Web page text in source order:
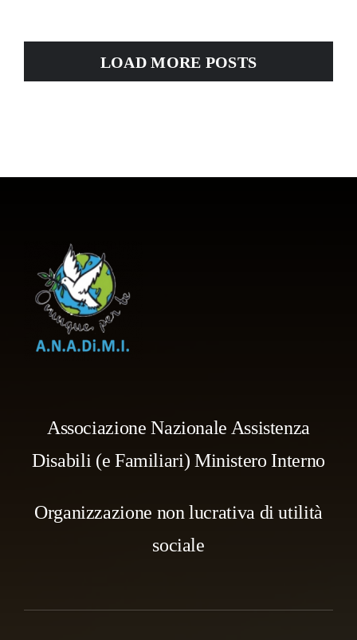
LOAD MORE POSTS
Associazione Nazionale Assistenza
Disabili (e Familiari) Ministero Interno
Organizzazione non lucrativa di utilità
sociale